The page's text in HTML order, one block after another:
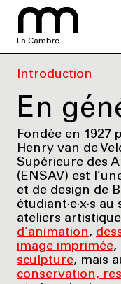
La Cambre
Introduction
En
Fondée en 1927
Henry van de
Supérieure des
(ENSAV) est
et de design de
étudiant·e·x·s
ateliers
d’animation,
image imprimée,
sculpture, mais
conservation,